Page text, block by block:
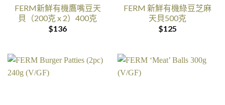
FERM新鮮有機鷹嘴豆天
貝（200克 x 2）400克
$136
FERM 新鮮有機綠豆芝麻
天貝500克
$125